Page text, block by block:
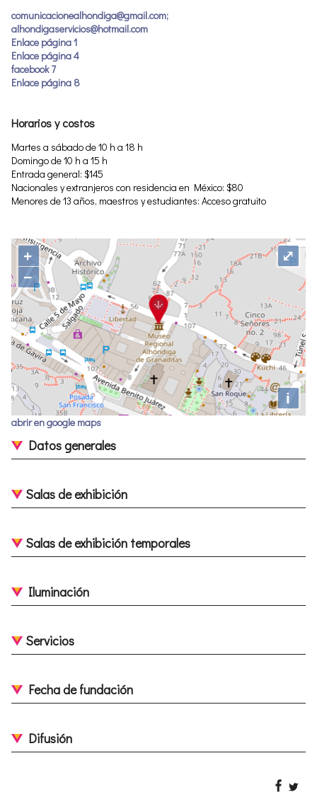
comunicacionealhondiga@gmail.com;
alhondigaservicios@hotmail.com
Enlace página 1
Enlace página 4
facebook 7
Enlace página 8
Horarios y costos
Martes a sábado de 10 h a 18 h
Domingo de 10 h a 15 h
Entrada general: $145
Nacionales y extranjeros con residencia en México: $80
Menores de 13 años, maestros y estudiantes: Acceso gratuito
+
−
i
⤢
abrir en google maps
Datos generales
Salas de exhibición
Salas de exhibición temporales
Iluminación
Servicios
Fecha de fundación
Difusión